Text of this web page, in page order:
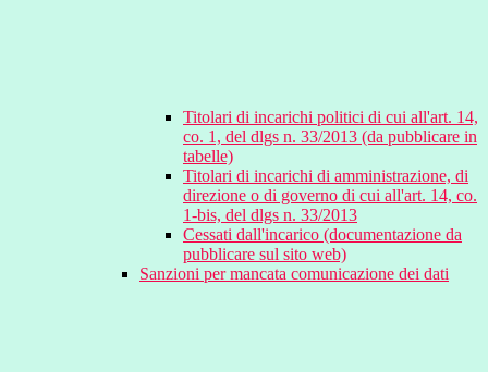
Titolari di incarichi politici di cui all'art. 14,
co. 1, del dlgs n. 33/2013 (da pubblicare in
tabelle)
Titolari di incarichi di amministrazione, di
direzione o di governo di cui all'art. 14, co.
1-bis, del dlgs n. 33/2013
Cessati dall'incarico (documentazione da
pubblicare sul sito web)
Sanzioni per mancata comunicazione dei dati